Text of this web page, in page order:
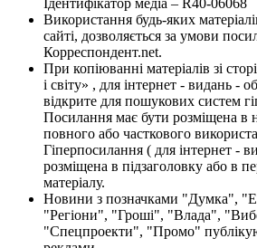
Ідентифікатор медіа – R40-06068
Використання будь-яких
сайті, дозволяється за умови
Корреспондент.net.
При копіюванні матеріалів зі
і світу» , для інтернет - видань -
відкрите для пошукових систем
Посилання має бути розміщена в
повного або часткового
Гіперпосилання ( для інтернет -
розміщена в підзаголовку або в
матеріалу.
Новини з позначками "Думка",
"Регіони", "Гроші", "Влада",
"Спецпроекти", "Промо"